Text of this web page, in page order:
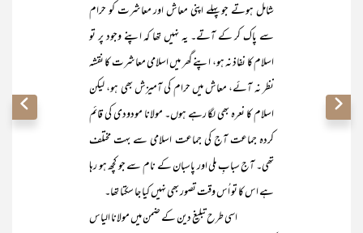
شامل ہوتے جو پہلے اپنی معاش اور معاشرت کو حرام
سے پاک کر کے آتے۔ یہ نہیں تھا کہ اپنے وجود پر تو
اسلام کا نفاذ نہ ہو، اپنے گھر میں اسلامی معاشرت کا نقشہ
نظر نہ آئے، معاش میں حرام کی آمیزش بھی ہو، لیکن
اسلام کا نعرہ بھی لگا رہے ہوں۔ مولانا مودودی کی قائم
کردہ جماعت آج کی جماعت اسلامی سے بہت مختلف
تھی۔ آج سبابِ ملی اور پاسبان کے نام سے جو کچھ ہو رہا
ہے اس کا تو اُس وقت تصور بھی نہیں کیا جا سکتا تھا۔
اسی طرح تبلیغ دین کے ضمن میں مولانا الیاس